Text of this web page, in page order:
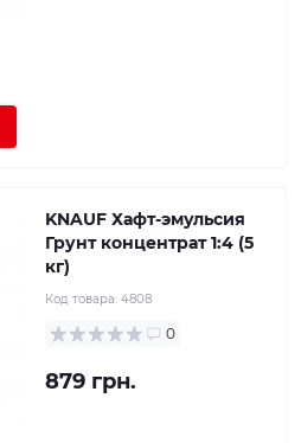
KNAUF Хафт-эмульсия
Грунт концентрат 1:4 (5
кг)
Код товара: 4808
0
879 грн.